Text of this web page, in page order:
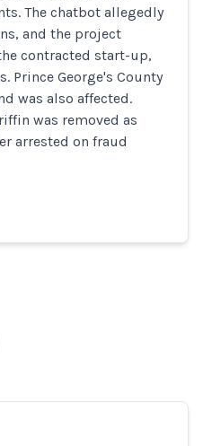
The chatbot allegedly
and the project
contracted start-up,
Prince George's County
was also affected.
was removed as
arrested on fraud